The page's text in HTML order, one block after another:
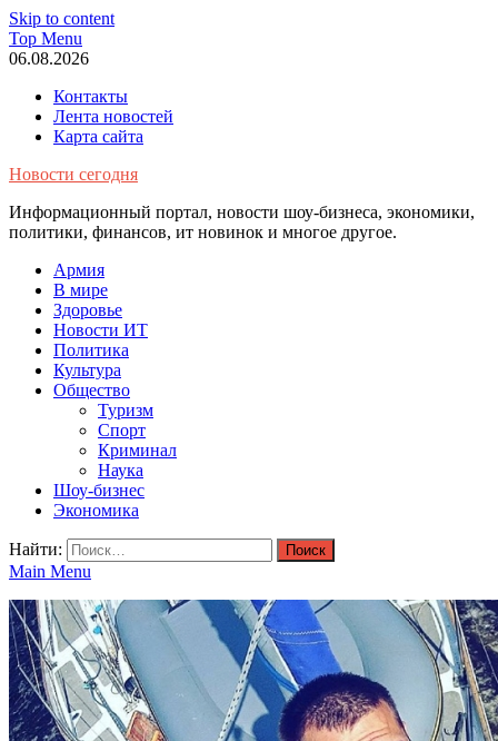
Skip to content
Top Menu
06.08.2026
Контакты
Лента новостей
Карта сайта
Новости сегодня
Информационный портал, новости шоу-бизнеса, экономики,
политики, финансов, ит новинок и многое другое.
Армия
В мире
Здоровье
Новости ИТ
Политика
Культура
Общество
Туризм
Спорт
Криминал
Наука
Шоу-бизнес
Экономика
Найти:
Main Menu